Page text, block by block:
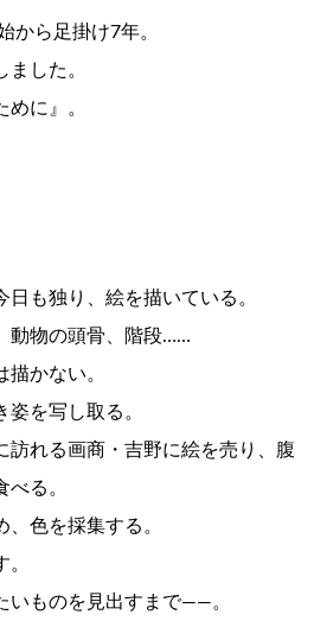
から足掛け7年。
した。
に』。
も独り、絵を描いている。
動物の頭骨、階段……
かない。
を写し取る。
訪れる画商・吉野に絵を売り、腹
る。
色を採集する。
いものを見出すまで――。